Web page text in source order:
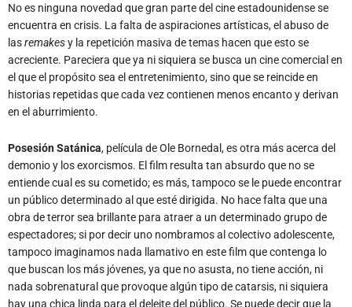
No es ninguna novedad que gran parte del cine estadounidense se
encuentra en crisis. La falta de aspiraciones artísticas, el abuso de
lasremakesy la repetición masiva de temas hacen que esto se
acreciente. Pareciera que ya ni siquiera se busca un cine comercial en
el que el propósito sea el entretenimiento, sino que se reincide en
historias repetidas que cada vez contienen menos encanto y derivan
en el aburrimiento.
Posesión Satánica, película de Ole Bornedal, es otra más acerca del
demonio y los exorcismos. El film resulta tan absurdo que no se
entiende cual es su cometido; es más, tampoco se le puede encontrar
un público determinado al que esté dirigida. No hace falta que una
obra de terror sea brillante para atraer a un determinado grupo de
espectadores; si por decir uno nombramos al colectivo adolescente,
tampoco imaginamos nada llamativo en este film que contenga lo
que buscan los más jóvenes, ya que no asusta, no tiene acción, ni
nada sobrenatural que provoque algún tipo de catarsis, ni siquiera
hay una chica linda para el deleite del público. Se puede decir que la